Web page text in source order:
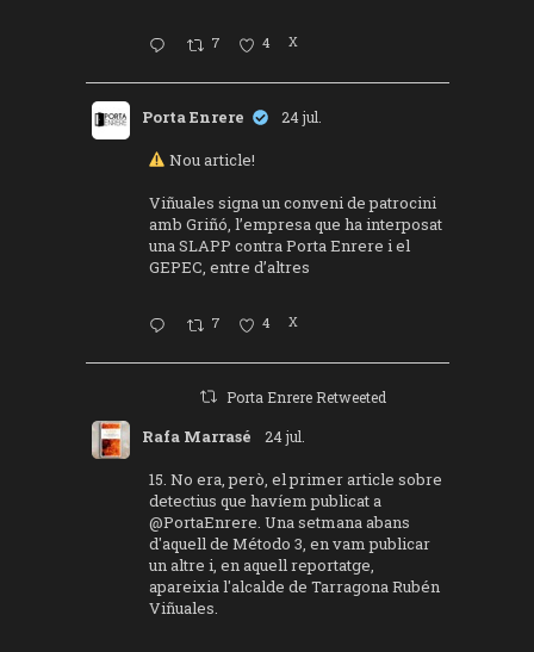
7 4 X
Porta Enrere 24 jul.
Nou article!
Viñuales signa un conveni de patrocini
amb Griñó, l’empresa que ha interposat
una SLAPP contra Porta Enrere i el
GEPEC, entre d’altres
7 4 X
Porta Enrere Retweeted
Rafa Marrasé 24 jul.
15. No era, però, el primer article sobre
detectius que havíem publicat a
@PortaEnrere. Una setmana abans
d'aquell de Método 3, en vam publicar
un altre i, en aquell reportatge,
apareixia l'alcalde de Tarragona Rubén
Viñuales.